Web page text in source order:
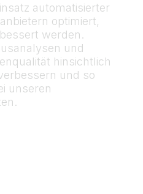
automatisierter
optimiert,
werden.
und
hinsichtlich
und so
unseren